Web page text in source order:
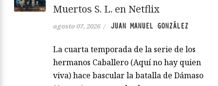
Muertos S. L. en Netflix
agosto 07, 2026 / JUAN MANUEL GONZÁLEZ
La cuarta temporada de la serie de los
hermanos Caballero (Aquí no hay quien
viva) hace bascular la batalla de Dámaso